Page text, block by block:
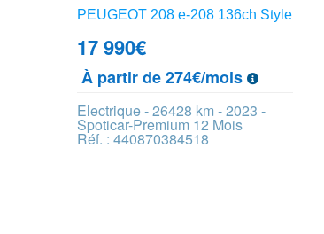
PEUGEOT 208 e-208 136ch Style
17 990€
À partir de 274€/mois
Electrique - 26428 km - 2023 -
Spoticar-Premium 12 Mois
Réf. : 440870384518